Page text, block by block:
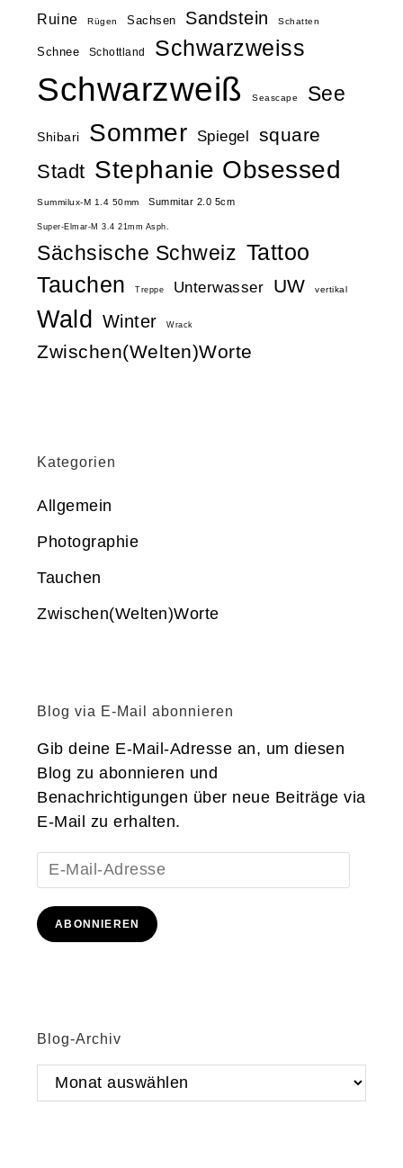
Ruine Rügen Sachsen Sandstein Schatten
Schnee Schottland Schwarzweiss
Schwarzweiß Seascape See
Shibari Sommer Spiegel square
Stadt Stephanie Obsessed
Summilux-M 1.4 50mm Summitar 2.0 5cm
Super-Elmar-M 3.4 21mm Asph.
Sächsische Schweiz Tattoo
Tauchen
Treppe Unterwasser UW vertikal
Wald Winter Wrack
Zwischen(Welten)Worte
Kategorien
Allgemein
Photographie
Tauchen
Zwischen(Welten)Worte
Blog via E-Mail abonnieren
Gib deine E-Mail-Adresse an, um diesen
Blog zu abonnieren und
Benachrichtigungen über neue Beiträge via
E-Mail zu erhalten.
E-
Mail-
Adresse
ABONNIEREN
Blog-Archiv
Blog-
Archiv